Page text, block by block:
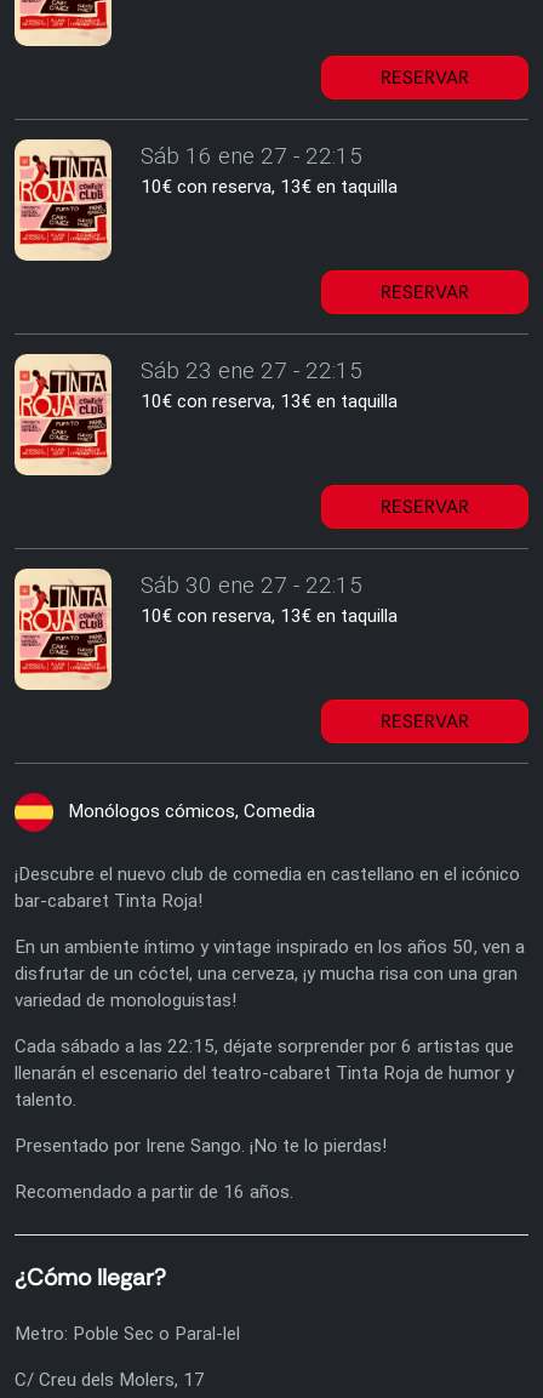
RESERVAR
Sáb 16 ene 27 - 22:15
10€ con reserva, 13€ en taquilla
RESERVAR
Sáb 23 ene 27 - 22:15
10€ con reserva, 13€ en taquilla
RESERVAR
Sáb 30 ene 27 - 22:15
10€ con reserva, 13€ en taquilla
RESERVAR
Monólogos cómicos, Comedia
¡Descubre el nuevo club de comedia en castellano en el icónico
bar-cabaret Tinta Roja!
En un ambiente íntimo y vintage inspirado en los años 50, ven a
disfrutar de un cóctel, una cerveza, ¡y mucha risa con una gran
variedad de monologuistas!
Cada sábado a las 22:15, déjate sorprender por 6 artistas que
llenarán el escenario del teatro-cabaret Tinta Roja de humor y
talento.
Presentado por Irene Sango. ¡No te lo pierdas!
Recomendado a partir de 16 años.
¿Cómo llegar?
Metro: Poble Sec o Paral-lel
C/ Creu dels Molers, 17